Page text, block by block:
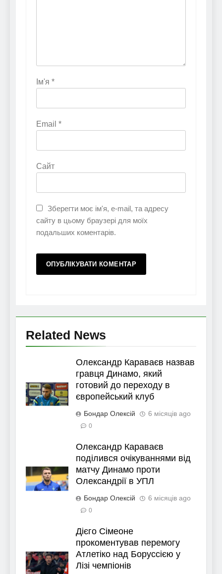
Ім'я *
Email *
Сайт
Зберегти моє ім'я, e-mail, та адресу
сайту в цьому браузері для моїх
подальших коментарів.
Related News
Олександр Караваєв назвав
гравця Динамо, який
готовий до переходу в
європейський клуб
Бондар Олексій 6 місяців ago
0
Олександр Караваєв
поділився очікуваннями від
матчу Динамо проти
Олександрії в УПЛ
Бондар Олексій 6 місяців ago
0
Дієго Сімеоне
прокоментував перемогу
Атлетіко над Боруссією у
Лізі чемпіонів